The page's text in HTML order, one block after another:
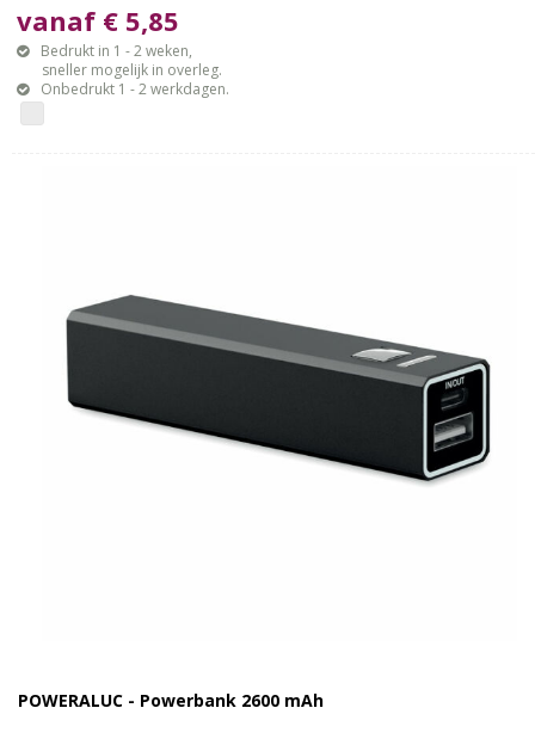
vanaf € 5,85
Bedrukt in 1 - 2 weken,
sneller mogelijk in overleg.
Onbedrukt 1 - 2 werkdagen.
POWERALUC - Powerbank 2600 mAh